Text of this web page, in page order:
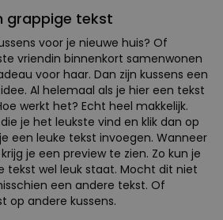
grappige tekst
voor je nieuwe huis? Of
vriendin binnenkort samenwonen
voor haar. Dan zijn kussens een
Al helemaal als je hier een tekst
werkt het? Echt heel makkelijk.
je het leukste vind en klik dan op
een leuke tekst invoegen. Wanneer
je een preview te zien. Zo kun je
tekst wel leuk staat. Mocht dit niet
een andere tekst. Of
op andere kussens.